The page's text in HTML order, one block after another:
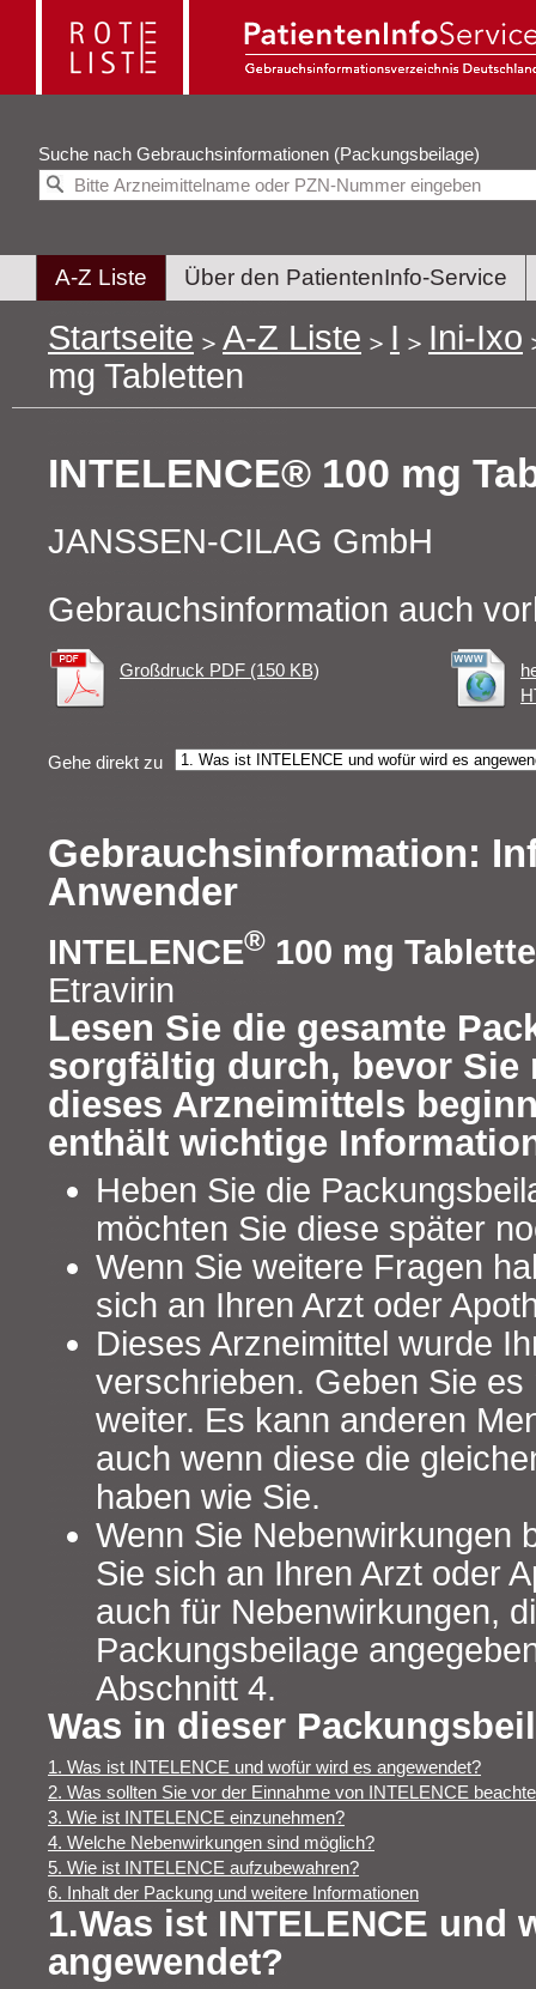
Suche nach Gebrauchsinformationen (Packungsbeilage)
A-Z Liste Über den PatientenInfo-Service
Startseite A-Z Liste I
Ini-Ixo
mg Tabletten
INTELENCE® 100 mg
JANSSEN-CILAG GmbH
Gebrauchsinformation auch
Großdruck PDF (150 KB)
Gehe direkt zu
Gebrauchsinformation:
Anwender
INTELENCE® 100 mg
Etravirin
Lesen Sie die gesamte
sorgfältig durch, bevor Sie
dieses Arzneimittels
enthält wichtige
Heben Sie die
möchten Sie diese später
Wenn Sie weitere Fragen
sich an Ihren Arzt oder
Dieses Arzneimittel wurde
verschrieben. Geben Sie es
weiter. Es kann anderen
auch wenn diese die
haben wie Sie.
Wenn Sie Nebenwirkungen
Sie sich an Ihren Arzt oder
auch für Nebenwirkungen,
Packungsbeilage
Abschnitt 4.
Was in dieser
1. Was ist INTELENCE und wofür wird es angewendet?
2. Was sollten Sie vor der Einnahme von INTELENCE
3. Wie ist INTELENCE einzunehmen?
4. Welche Nebenwirkungen sind möglich?
5. Wie ist INTELENCE aufzubewahren?
6. Inhalt der Packung und weitere Informationen
1.Was ist INTELENCE und
angewendet?